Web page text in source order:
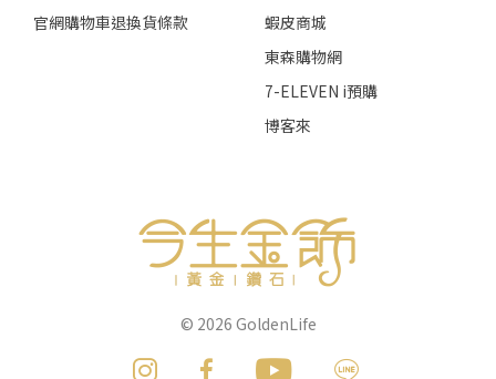
官網購物車退換貨條款
蝦皮商城
東森購物網
7-ELEVEN i預購
博客來
© 2026 GoldenLife